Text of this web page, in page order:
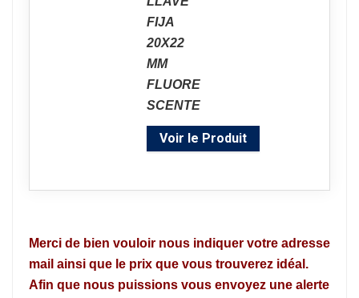
Voir le Produit
Merci de bien vouloir nous indiquer votre adresse
mail ainsi que le prix que vous trouverez idéal.
Afin que nous puissions vous envoyez une alerte